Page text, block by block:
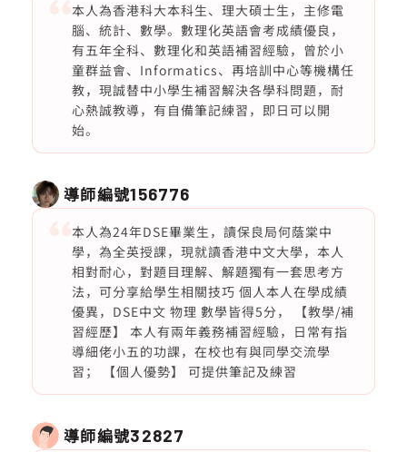
本人為香港科大本科生、理大碩士生，主修電
腦、統計、數學。數理化英語會考成績優良，
有五年全科、數理化和英語補習經驗，曾於小
童群益會、Informatics、再培訓中心等機構任
教，現誠替中小學生補習解決各學科問題，耐
心熱誠教導，有自備筆記練習，即日可以開
始。
導師編號156776
本人為24年DSE畢業生，讀保良局何蔭棠中
學，為全英授課，現就讀香港中文大學，本人
相對耐心，對題目理解、解題獨有一套思考方
法，可分享給學生相關技巧 個人本人在學成績
優異，DSE中文 物理 數學皆得5分， 【教學/補
習經歷】 本人有兩年義務補習經驗，日常有指
導細佬小五的功課，在校也有與同學交流學
習； 【個人優勢】 可提供筆記及練習
導師編號32827